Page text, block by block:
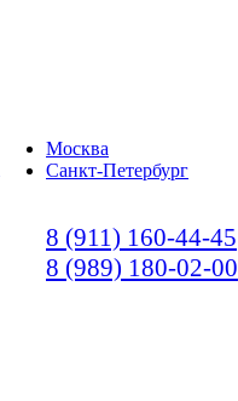
Москва
Санкт-Петербург
8 (911) 160-44-45
8 (989) 180-02-00